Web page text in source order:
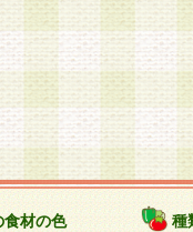
食材の色 種